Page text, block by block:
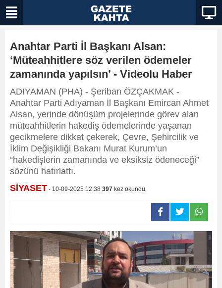
Anahtar Parti İl Başkanı Alsan:
‘Müteahhitlere söz verilen ödemeler
zamanında yapılsın’ - Videolu Haber
ADIYAMAN (PHA) - Şeriban ÖZÇAKMAK -
Anahtar Parti Adıyaman İl Başkanı Emircan Ahmet
Alsan, yerinde dönüşüm projelerinde görev alan
müteahhitlerin hakediş ödemelerinde yaşanan
gecikmelere dikkat çekerek, Çevre, Şehircilik ve
İklim Değişikliği Bakanı Murat Kurum’un
“hakedişlerin zamanında ve eksiksiz ödeneceği”
sözünü hatırlattı.
SİYASET - 10-09-2025 12:38 397 kez okundu.